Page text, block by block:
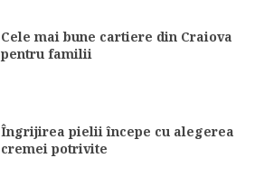
Cele mai bune cartiere din Craiova
pentru familii
Îngrijirea pielii începe cu alegerea
cremei potrivite